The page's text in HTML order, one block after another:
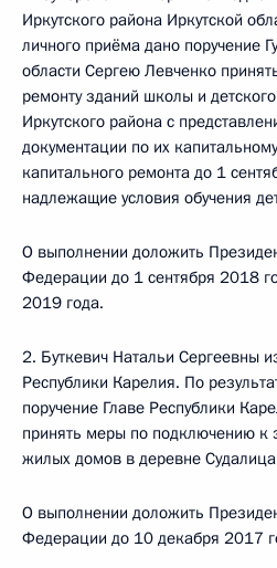
Иркутского района Иркутской
личного приёма дано поручение
области Сергею Левченко
ремонту зданий школы и
Иркутского района с
документации по их
капитального ремонта до 1
надлежащие условия обучения
О выполнении доложить
Федерации до 1 сентября 2018
2019 года.
2. Буткевич Натальи Сергеевны
Республики Карелия. По
поручение Главе Республики
принять меры по подключению к
жилых домов в деревне
О выполнении доложить
Федерации до 10 декабря 2017